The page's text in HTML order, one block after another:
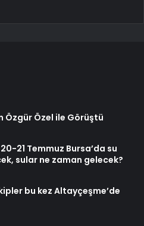
Özgür Özel ile Görüştü
21 Temmuz Bursa’da su
sular ne zaman gelecek?
bu kez Altayçeşme’de